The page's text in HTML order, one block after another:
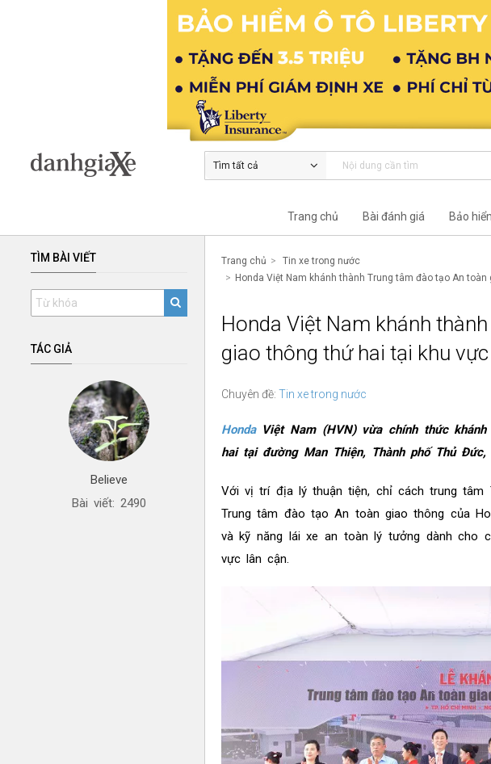
Tìm tất cả
Trang chủ Bài đánh giá Bảo
TÌM BÀI VIẾT
TÁC GIẢ
Believe
Bài viết: 2490
Trang chủ
Tin xe trong nước
Honda Việt Nam khánh thành Trung tâm đào tạo An
Honda Việt Nam khánh
giao thông thứ hai tại khu
Chuyên đề: Tin xe trong nước
HondaViệt Nam (HVN) vừa chính thức
hai tại đường Man Thiện, Thành phố Thủ Đức,
Với vị trí địa lý thuận tiện, chỉ cách trung tâm
Trung tâm đào tạo An toàn giao thông của
và kỹ năng lái xe an toàn lý tưởng dành cho
vực lân cận.